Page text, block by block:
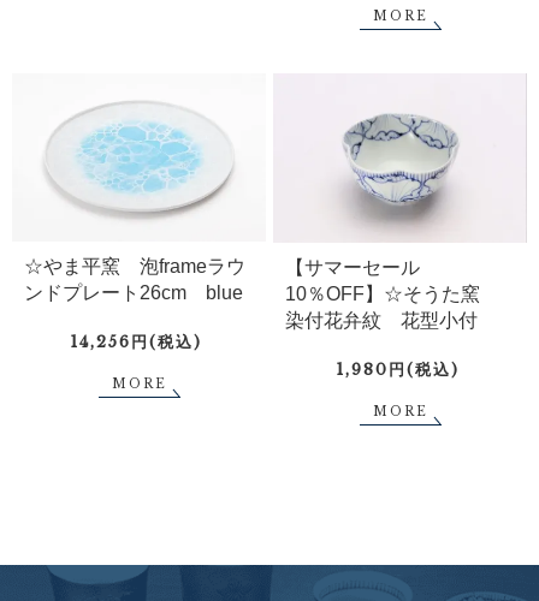
MORE
☆やま平窯 泡frameラウ
ンドプレート26cm blue
14,256円(税込)
MORE
【サマーセール
10％OFF】☆そうた窯
染付花弁紋 花型小付
1,980円(税込)
MORE